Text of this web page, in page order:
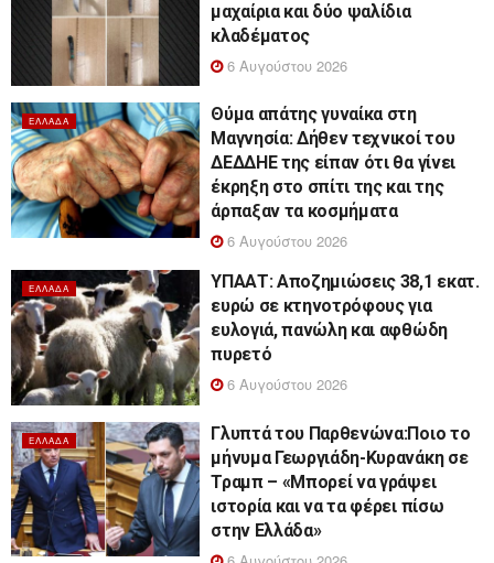
μαχαίρια και δύο ψαλίδια
κλαδέματος
6 Αυγούστου 2026
ΕΛΛΆΔΑ
Θύμα απάτης γυναίκα στη
Μαγνησία: Δήθεν τεχνικοί του
ΔΕΔΔΗΕ της είπαν ότι θα γίνει
έκρηξη στο σπίτι της και της
άρπαξαν τα κοσμήματα
6 Αυγούστου 2026
ΕΛΛΆΔΑ
ΥΠΑΑΤ: Αποζημιώσεις 38,1 εκατ.
ευρώ σε κτηνοτρόφους για
ευλογιά, πανώλη και αφθώδη
πυρετό
6 Αυγούστου 2026
ΕΛΛΆΔΑ
Γλυπτά του Παρθενώνα:Ποιο το
μήνυμα Γεωργιάδη-Κυρανάκη σε
Τραμπ – «Μπορεί να γράψει
ιστορία και να τα φέρει πίσω
στην Ελλάδα»